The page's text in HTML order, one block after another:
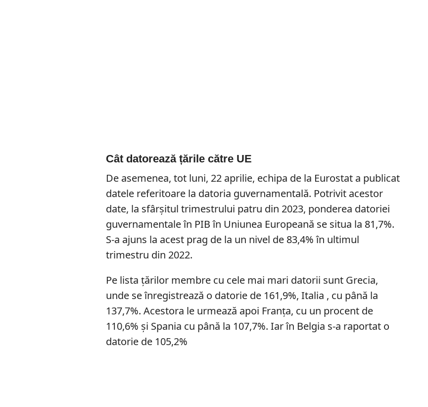
Cât datorează țările către UE
De asemenea, tot luni, 22 aprilie, echipa de la Eurostat a publicat
datele referitoare la datoria guvernamentală. Potrivit acestor
date, la sfârșitul trimestrului patru din 2023, ponderea datoriei
guvernamentale în PIB în Uniunea Europeană se situa la 81,7%.
S-a ajuns la acest prag de la un nivel de 83,4% în ultimul
trimestru din 2022.
Pe lista țărilor membre cu cele mai mari datorii sunt Grecia,
unde se înregistrează o datorie de 161,9%, Italia , cu până la
137,7%. Acestora le urmează apoi Franţa, cu un procent de
110,6% și Spania cu până la 107,7%. Iar în Belgia s-a raportat o
datorie de 105,2%